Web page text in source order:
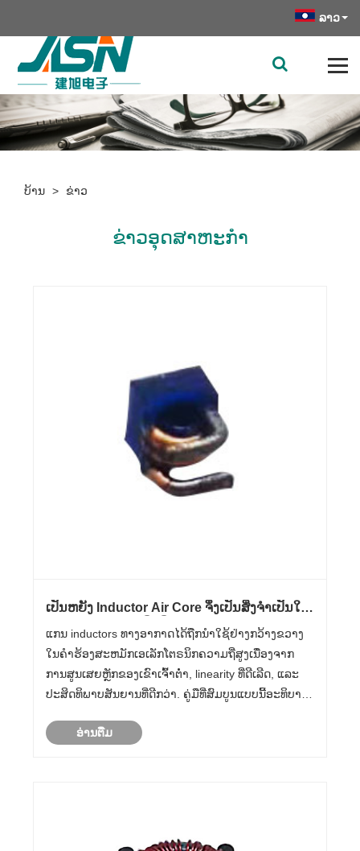
ລາວ
ບ້ານ > ຂ່າວ
ຂ່າວອຸດສາຫະກໍາ
ເປັນຫຍັງ Inductor Air Core ຈຶ່ງເປັນສິ່ງຈຳເປັນໃນ
ແກນ inductors ທາງອາກາດໄດ້ຖືກນໍາໃຊ້ຢ່າງກວ້າງຂວາງ
ໃນຄໍາຮ້ອງສະຫມັກເອເລັກໂຕຣນິກຄວາມຖີ່ສູງເນື່ອງຈາກ
ການສູນເສຍຫຼັກຂອງເຂົາເຈົ້າຕ່ໍາ, linearity ທີ່ດີເລີດ, ແລະ
ປະສິດທິພາບສັນຍານທີ່ດີກວ່າ. ຄູ່ມືທີ່ສົມບູນແບບນີ້ອະທິບາຍ
ເຂົາຖືກນໍາໃຊ້, ວິທີການເລືອກຂໍ້ກໍາຫນົດທີ່ຖືກຕ້ອງ, ......
ອ່ານ​ຕື່ມ